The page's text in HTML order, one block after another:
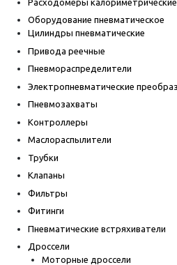
Оборудование пневматическое
Цилиндры пневматические
Привода реечные
Пневмораспределители
Электропневматические
Пневмозахваты
Контроллеры
Маслораспылители
Трубки
Клапаны
Фильтры
Фитинги
Пневматические встряхиватели
Дроссели
Моторные дроссели